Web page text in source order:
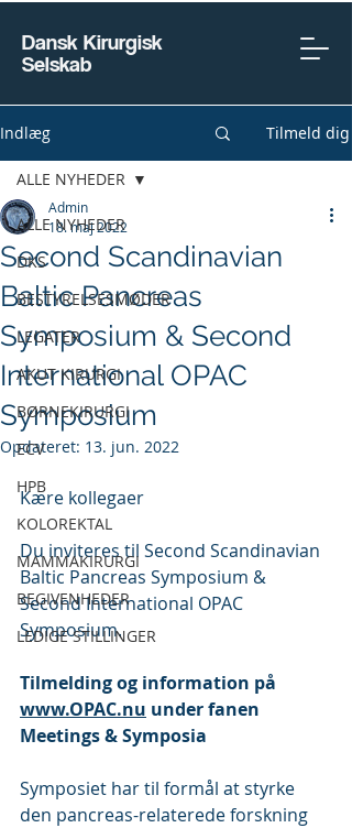
Dansk Kirurgisk
Selskab
Indlæg Tilmeld dig
ALLE NYHEDER
DKS
BESTYRELSESMØDER
LEGATER
AKUT KIRURGI
BØRNEKIRURGI
ECV
HPB
KOLOREKTAL
MAMMAKIRURGI
BEGIVENHEDER
LEDIGE STILLINGER
ALLE NYHEDER
Second Scandinavian
Baltic Pancreas
Symposium & Second
International OPAC
Symposium
Admin
18. maj 2022
Opdateret: 13. jun. 2022
Kære kollegaer
Du inviteres til Second Scandinavian
Baltic Pancreas Symposium &
Second International OPAC
Symposium.
Tilmelding og information på
www.OPAC.nu under fanen
Meetings & Symposia
Symposiet har til formål at styrke
den pancreas-relaterede forskning